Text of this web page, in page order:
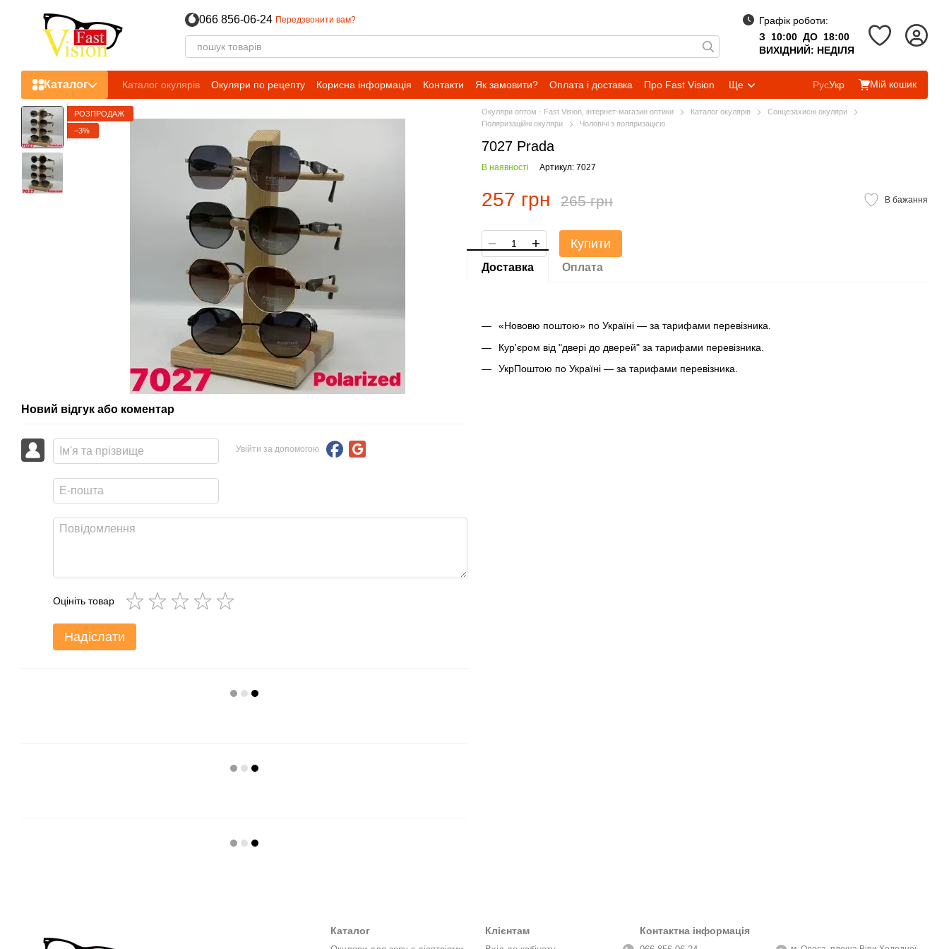
066 856-06-24 Передзвонити вам?
Графік роботи:
З 10:00 ДО 18:00
ВИХІДНИЙ: НЕДІЛЯ
Каталог Каталог окулярів Окуляри по рецепту Корисна інформація Контакти Як замовити? Оплата і доставка Про Fast Vision Ще РусУкр Мій кошик
РОЗПРОДАЖ
−3%
Новий відгук або коментар
Увійти за допомогою
Оцініть товар
Надіслати
Окуляри оптом - Fast Vision, інтернет-магазин оптики Каталог окулярів
Сонцезахисні окуляри
Поляризаційні окуляри
Чоловічі з поляризацією
7027 Prada
В наявності Артикул: 7027
257 грн 265 грн В бажання
Купити
Доставка Оплата
«Нововю поштою» по Україні — за тарифами перевізника.
Кур'єром від "двері до дверей" за тарифами перевізника.
УкрПоштою по Україні — за тарифами перевізника.
Каталог Клієнтам Контактна інформація